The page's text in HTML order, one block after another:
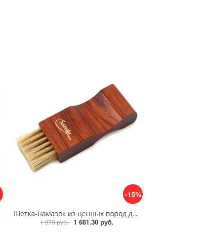
-15%
Щетка-намазок из ценных пород дерева Saphir Brosse Pommadier
1 978 руб. 1 681.30 руб.